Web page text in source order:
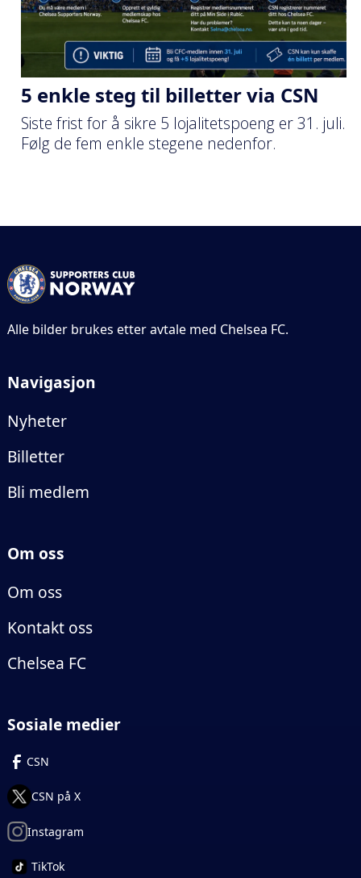
5 enkle steg til billetter via CSN
Siste frist for å sikre 5 lojalitetspoeng er 31. juli.
Følg de fem enkle stegene nedenfor.
Alle bilder brukes etter avtale med Chelsea FC.
Navigasjon
Nyheter
Billetter
Bli medlem
Om oss
Om oss
Kontakt oss
Chelsea FC
Sosiale medier
CSN
CSN på X
Instagram
TikTok